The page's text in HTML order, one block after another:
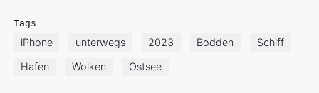
Tags
iPhone unterwegs 2023 Bodden Schiff
Hafen Wolken Ostsee